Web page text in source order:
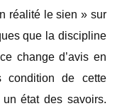
réalité le sien » sur
que la discipline
change d’avis en
condition de cette
un état des savoirs.